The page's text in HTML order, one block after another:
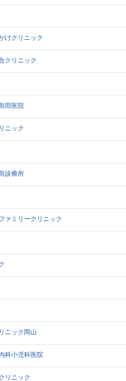
クリニック
リニック
田医院
ニック
診療所
ミリークリニック
ニック岡山
科小児科医院
リニック